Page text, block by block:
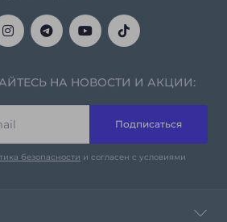
НА НОВОСТИ И АКЦИИ:
Подписаться
безопасности и согласен с условиями